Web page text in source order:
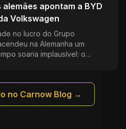
apontam a BYD
Volkswagen
no lucro do Grupo
na Alemanha um
soaria implausível: o…
no Carnow Blog →